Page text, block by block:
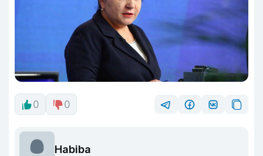
0 0
Habiba